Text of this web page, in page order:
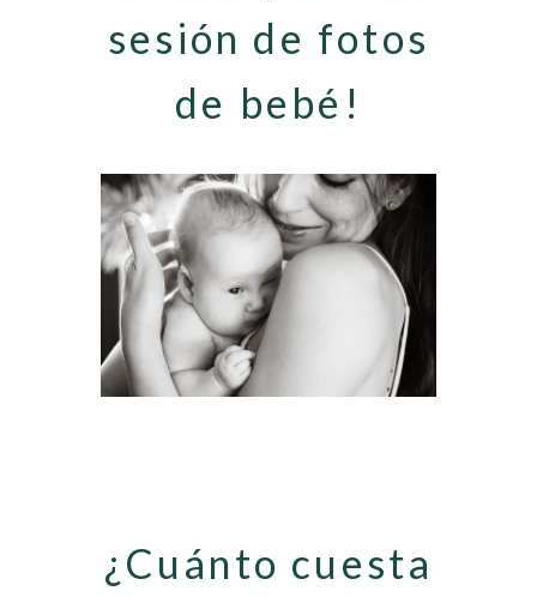
sesión de fotos
de bebé!
¿Cuánto cuesta